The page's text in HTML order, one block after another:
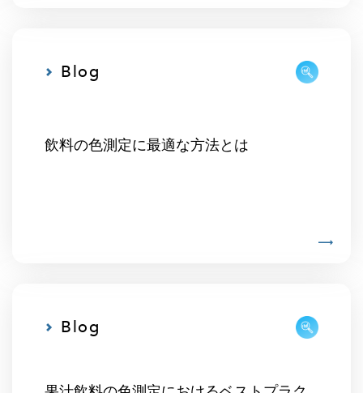
Blog
飲料の色測定に最適な方法とは
Blog